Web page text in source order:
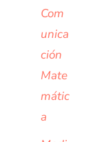
Com
unica
ción
Mate
mátic
a